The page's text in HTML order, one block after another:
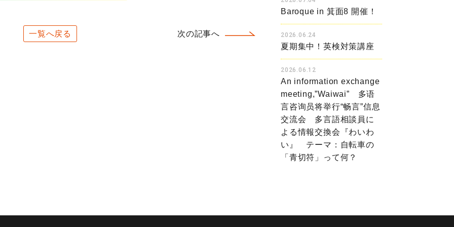
一覧へ戻る 次の記事へ
Baroque in 箕面8 開催！
2026.06.24
夏期集中！英検対策講座
2026.06.12
An information exchange
meeting,”Waiwai” 多语
言咨询员将举行“畅言”信息
交流会 多言語相談員に
よる情報交換会『わいわ
い』 テーマ：自転車の
「青切符」って何？